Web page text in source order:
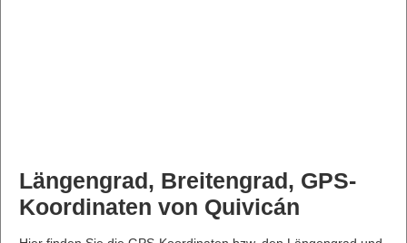
Längengrad, Breitengrad, GPS-
Koordinaten von Quivicán